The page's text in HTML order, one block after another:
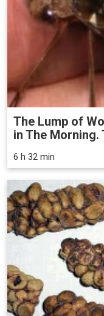
The Lump of
in The Morning.
6 h 32 min